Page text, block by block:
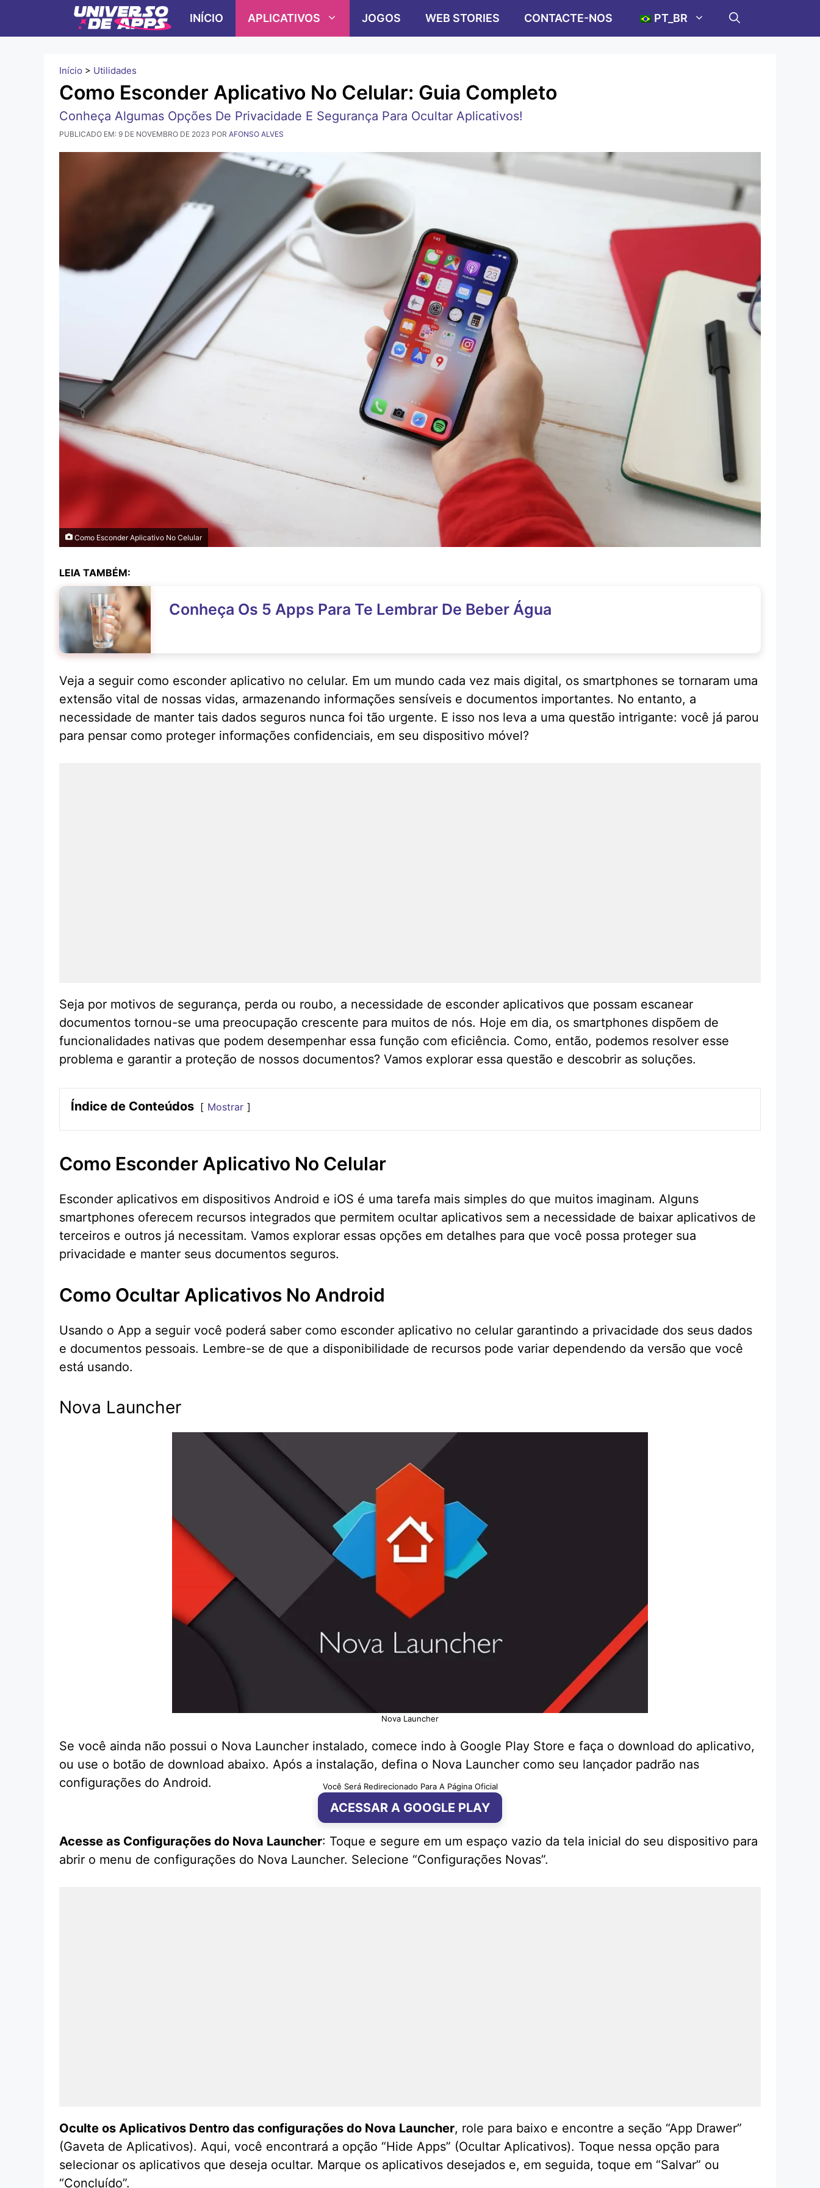
INÍCIO APLICATIVOS JOGOS WEB STORIES CONTACTE-NOS PT_BR
Início > Utilidades
Como Esconder Aplicativo No Celular: Guia Completo
Conheça Algumas Opções De Privacidade E Segurança Para Ocultar Aplicativos!
PUBLICADO EM: 9 DE NOVEMBRO DE 2023 POR AFONSO ALVES
Como Esconder Aplicativo No Celular
LEIA TAMBÉM:
Conheça Os 5 Apps Para Te Lembrar De Beber Água
Veja a seguir como esconder aplicativo no celular. Em um mundo cada vez mais digital, os smartphones se tornaram uma
extensão vital de nossas vidas, armazenando informações sensíveis e documentos importantes. No entanto, a
necessidade de manter tais dados seguros nunca foi tão urgente. E isso nos leva a uma questão intrigante: você já parou
para pensar como proteger informações confidenciais, em seu dispositivo móvel?
Seja por motivos de segurança, perda ou roubo, a necessidade de esconder aplicativos que possam escanear
documentos tornou-se uma preocupação crescente para muitos de nós. Hoje em dia, os smartphones dispõem de
funcionalidades nativas que podem desempenhar essa função com eficiência. Como, então, podemos resolver esse
problema e garantir a proteção de nossos documentos? Vamos explorar essa questão e descobrir as soluções.
Índice de Conteúdos Mostrar
Como Esconder Aplicativo No Celular
Esconder aplicativos em dispositivos Android e iOS é uma tarefa mais simples do que muitos imaginam. Alguns
smartphones oferecem recursos integrados que permitem ocultar aplicativos sem a necessidade de baixar aplicativos de
terceiros e outros já necessitam. Vamos explorar essas opções em detalhes para que você possa proteger sua
privacidade e manter seus documentos seguros.
Como Ocultar Aplicativos No Android
Usando o App a seguir você poderá saber como esconder aplicativo no celular garantindo a privacidade dos seus dados
e documentos pessoais. Lembre-se de que a disponibilidade de recursos pode variar dependendo da versão que você
está usando.
Nova Launcher
Nova Launcher
Se você ainda não possui o Nova Launcher instalado, comece indo à Google Play Store e faça o download do aplicativo,
ou use o botão de download abaixo. Após a instalação, defina o Nova Launcher como seu lançador padrão nas
configurações do Android.
Você Será Redirecionado Para A Página Oficial
ACESSAR A GOOGLE PLAY
Acesse as Configurações do Nova Launcher: Toque e segure em um espaço vazio da tela inicial do seu dispositivo para
abrir o menu de configurações do Nova Launcher. Selecione “Configurações Novas”.
Oculte os Aplicativos Dentro das configurações do Nova Launcher, role para baixo e encontre a seção “App Drawer”
(Gaveta de Aplicativos). Aqui, você encontrará a opção “Hide Apps” (Ocultar Aplicativos). Toque nessa opção para
selecionar os aplicativos que deseja ocultar. Marque os aplicativos desejados e, em seguida, toque em “Salvar” ou
“Concluído”.